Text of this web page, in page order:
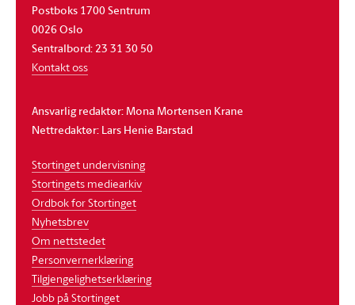
Postboks 1700 Sentrum
0026 Oslo
Sentralbord: 23 31 30 50
Kontakt oss
Ansvarlig redaktør: Mona Mortensen Krane
Nettredaktør: Lars Henie Barstad
Stortinget undervisning
Stortingets mediearkiv
Ordbok for Stortinget
Nyhetsbrev
Om nettstedet
Personvernerklæring
Tilgjengelighetserklæring
Jobb på Stortinget